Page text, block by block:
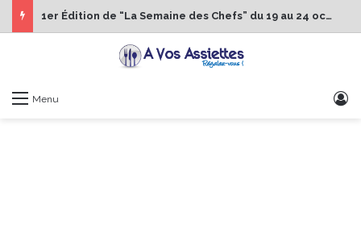
1er Édition de “La Semaine des Chefs” du 19 au 24 octobre 2026
Menu